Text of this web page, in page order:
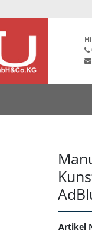
76, 34125
Artikel